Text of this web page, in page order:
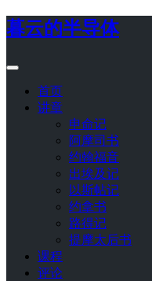
暮云的半导体
首页
讲章
申命记
阿摩司书
约翰福音
出埃及记
以斯帖记
约拿书
路得记
提摩太后书
课程
评论